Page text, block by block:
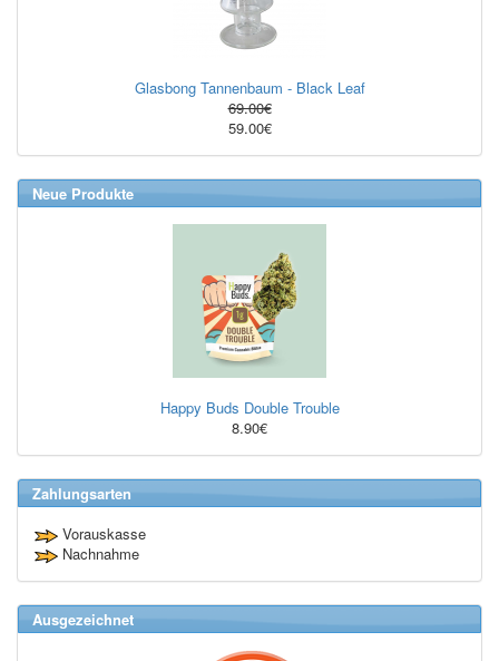
Glasbong Tannenbaum - Black Leaf
69.00€
59.00€
Neue Produkte
Happy Buds Double Trouble
8.90€
Zahlungsarten
Vorauskasse
Nachnahme
Ausgezeichnet